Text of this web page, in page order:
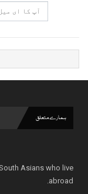
ہمارے متعلق
Asians who live
abroad.